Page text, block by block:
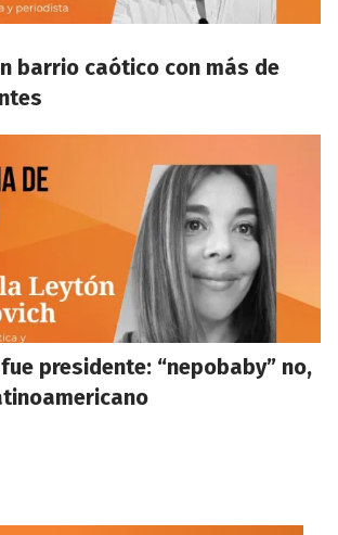
barrio caótico con más de
presidente: “nepobaby” no,